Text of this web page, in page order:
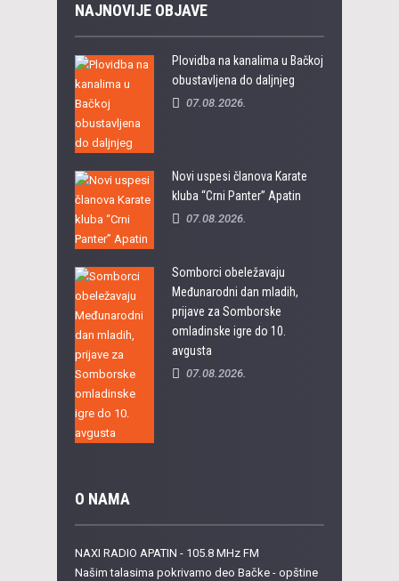
NAJNOVIJE OBJAVE
Plovidba na kanalima u Bačkoj
obustavljena do daljnjeg
07.08.2026.
Novi uspesi članova Karate
kluba “Crni Panter” Apatin
07.08.2026.
Somborci obeležavaju
Međunarodni dan mladih,
prijave za Somborske
omladinske igre do 10.
avgusta
07.08.2026.
O NAMA
NAXI RADIO APATIN - 105.8 MHz FM
Našim talasima pokrivamo deo Bačke - opštine